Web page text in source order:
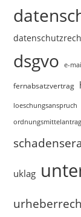
dsgvo e-
fernabsatzvertrag
loeschungsanspruch
ordnungsmittelantrag
uklag